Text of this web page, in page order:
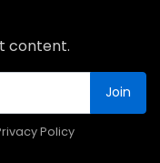
content.
Join
Policy